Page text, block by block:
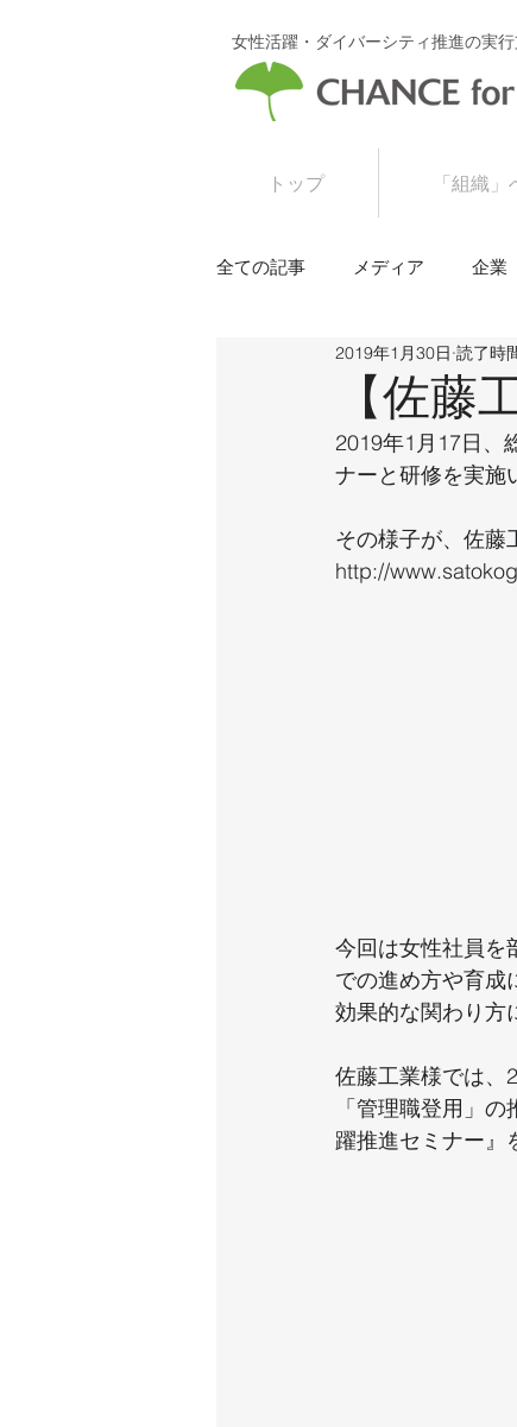
女性活躍・ダイバーシティ推進の実
トップ 「組織
全ての記事 メディア 企業
2015年
【佐藤
2019年1月30日 読了時
2019年1月17日、
ナーと研修を実施
その様子が、佐藤
http://
今回は女性社員を
での進め方や育成
効果的な関わり方
佐藤工業様では、
「管理職登用」
躍推進セミナー』